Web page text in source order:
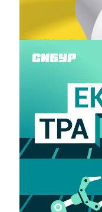
Нулевой
14 СЕНТЯБРЯ 2022